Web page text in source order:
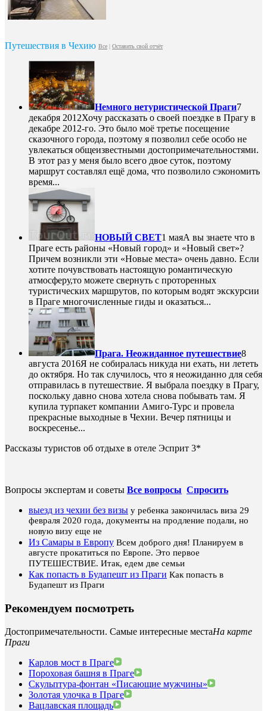
Путешествия в Чехию Все | Оставить свой отчёт
Немного нетуристической Праги7
декабря 2012Хочу рассказать о своей поездке в Прагу в
декабре 2012-го. Это было моё третье посещение
сказочного города, поэтому я позволил себе особо не
увлекаться общеизвестными достопримечательностями.
В этот раз у меня было всего двое суток, поэтому
маршрут составлял ещё дома, что позволило сэкономить
время...
НОВЫЙ СВЕТ1 маяА вы знаете что в
Праге есть районы «Новый город» и «Новый свет»?
Причем возникли эти «Новые места» очень давно. Если
хотите почувствовать настоящую романтическую
атмосферу,то можете свернуть с проторенных
туристических маршрутов, по которым водят экскурсии
в Праге многочисленные гиды и оказаться...
Прага. Неожиданное путешествие8
августа 2016Я не собиралась никуда ни ехать, ни лететь
до октября. Но так случилось, что я неожиданно для себя
отправилась в путешествие. Я выбрала поездку в Прагу,
поскольку давно снова хотела снова побывать там. Я
купила турпакет компании Амиго-Турс и провела
прекрасные выходные в Чехии. Вечер пятницы и
воскресенье...
Рассказы туристов об отдыхе в отеле Эсприт 3*
Вопросы экспертам и советы Все вопросы Спросить
выезд из чехии без визы у ребенка закончилась виза 29
февраля 2020 года, документы на продление подали, но
новую визу еще не
Из Самары в Европу Всем доброго дня! Планируем в
августе прокатиться по Европе. Это первое
ПУТЕШЕСТВИЕ. Итак, едем две семьи
Как попасть в Будапешт из Праги Как попасть в
Будапешт из Праги
Рекомендуем посмотреть
Достопримечательности. Самые интересные местаНа карте
Праги
Карлов мост в Праге
Пороховая башня в Праге
Скульптура-фонтан «Писающие мужчины»
Золотая улочка в Праге
Вацлавская площадь